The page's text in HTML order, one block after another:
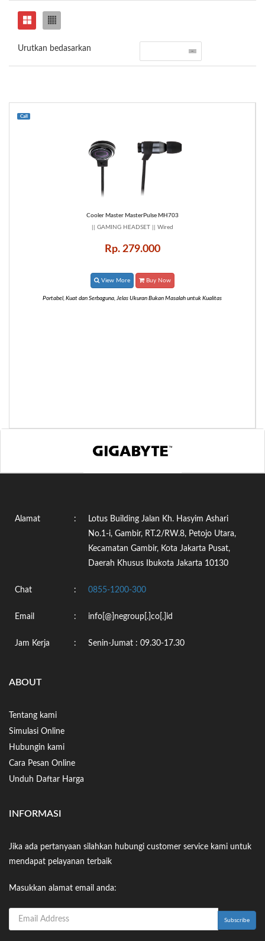
Urutkan bedasarkan
Call
Cooler Master MasterPulse MH703
|| GAMING HEADSET || Wired
Rp. 279.000
View More Buy Now
Portabel, Kuat dan Serbaguna, Jelas Ukuran Bukan Masalah untuk Kualitas
Alamat :
Lotus Building Jalan Kh. Hasyim Ashari
No.1-i, Gambir, RT.2/RW.8, Petojo Utara,
Kecamatan Gambir, Kota Jakarta Pusat,
Daerah Khusus Ibukota Jakarta 10130
Chat : 0855-1200-300
Email : info[@]negroup[.]co[.]id
Jam Kerja : Senin-Jumat : 09.30-17.30
ABOUT
Tentang kami
Simulasi Online
Hubungin kami
Cara Pesan Online
Unduh Daftar Harga
INFORMASI
Jika ada pertanyaan silahkan hubungi customer service kami untuk
mendapat pelayanan terbaik
Masukkan alamat email anda: